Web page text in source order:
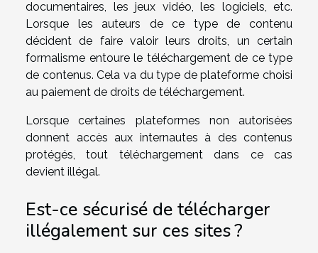
documentaires, les jeux vidéo, les logiciels, etc.
Lorsque les auteurs de ce type de contenu
décident de faire valoir leurs droits, un certain
formalisme entoure le téléchargement de ce type
de contenus. Cela va du type de plateforme choisi
au paiement de droits de téléchargement.
Lorsque certaines plateformes non autorisées
donnent accès aux internautes à des contenus
protégés, tout téléchargement dans ce cas
devient illégal.
Est-ce sécurisé de télécharger
illégalement sur ces sites ?